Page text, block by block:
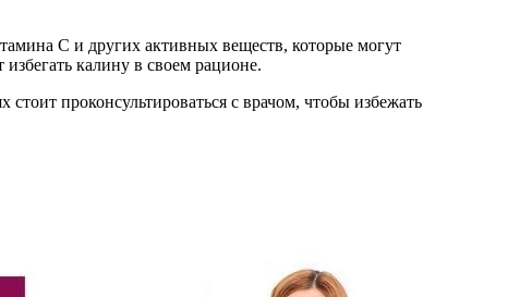
C и других активных веществ, которые могут
калину в своем рационе.
проконсультироваться с врачом, чтобы избежать